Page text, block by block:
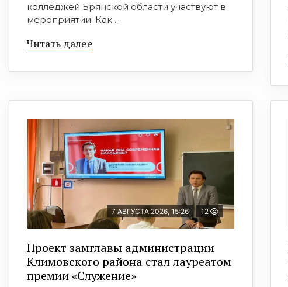
колледжей Брянской области участвуют в
мероприятии. Как ...
Читать далее
7 АВГУСТА 2026, 15:26 12
Проект замглавы администрации
Климовского района стал лауреатом
премии «Служение»